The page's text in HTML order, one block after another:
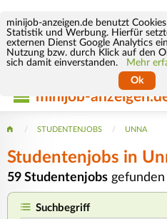
minijob-anzeigen.de benutzt
Statistik und Werbung. Hierfür
externen Dienst Google Analytics
Nutzung bzw. durch Klick auf den
sich damit einverstanden.
Mehr
Ok
minijob-
STUDENTENJOBS UNNA
Studentenjobs in
59 Studentenjobs gefunden
Suchbegriff